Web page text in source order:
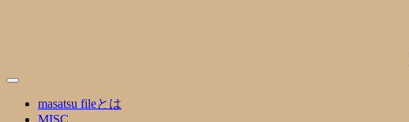
masatsu fileとは
MISC